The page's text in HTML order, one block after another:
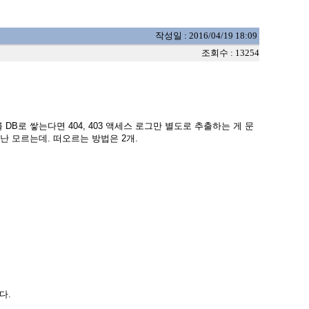
작성일 : 2016/04/19 18:09
조회수 : 13254
로 쌓는다면 404, 403 액세스 로그만 별도로 추출하는 게 문
모르는데. 떠오르는 방법은 2개.
.